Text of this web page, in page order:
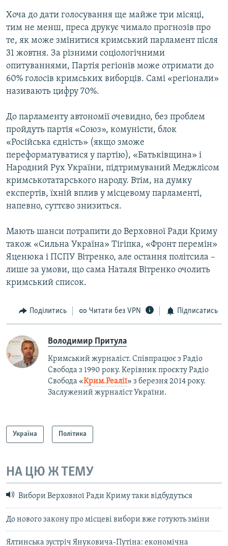
Хоча до дати голосування ще майже три місяці,
тим не менш, преса друкує чимало прогнозів про
те, як може змінитися кримський парламент після
31 жовтня. За різними соціологічними
опитуваннями, Партія регіонів може отримати до
60% голосів кримських виборців. Самі «регіонали»
називають цифру 70%.
До парламенту автономії очевидно, без проблем
пройдуть партія «Союз», комуністи, блок
«Російська єдність» (якщо зможе
переформатуватися у партію), «Батьківщина» і
Народний Рух України, підтримуваний Меджлісом
кримськотатарського народу. Втім, на думку
експертів, їхній вплив у місцевому парламенті,
напевно, суттєво знизиться.
Мають шанси потрапити до Верховної Ради Криму
також «Сильна Україна» Тігіпка, «Фронт перемін»
Яценюка і ПСПУ Вітренко, але остання політсила –
лише за умови, що сама Наталя Вітренко очолить
кримський список.
Поділитись Читати без VPN Підписатись
Володимир Притула
Кримський журналіст. Співпрацює з Радіо
Свобода з 1990 року. Керівник проєкту Радіо
Свобода «Крим.Реалії» з березня 2014 року.
Заслужений журналіст України.
Україна Політика
НА ЦЮ Ж ТЕМУ
Вибори Верховної Ради Криму таки відбудуться
До нового закону про місцеві вибори вже готують зміни
Ялтинська зустріч Януковича-Путіна: економічна